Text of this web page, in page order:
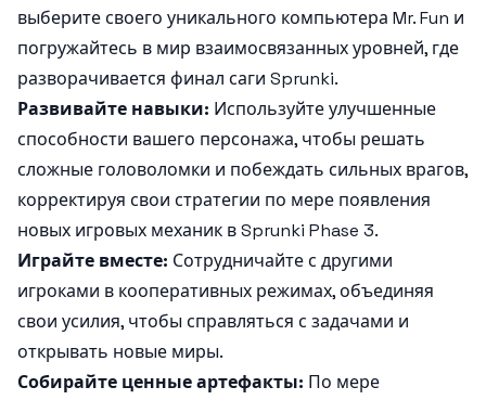
выберите своего уникального компьютера Mr. Fun и
погружайтесь в мир взаимосвязанных уровней, где
разворачивается финал саги Sprunki.
Развивайте навыки: Используйте улучшенные
способности вашего персонажа, чтобы решать
сложные головоломки и побеждать сильных врагов,
корректируя свои стратегии по мере появления
новых игровых механик в Sprunki Phase 3.
Играйте вместе: Сотрудничайте с другими
игроками в кооперативных режимах, объединяя
свои усилия, чтобы справляться с задачами и
открывать новые миры.
Собирайте ценные артефакты: По мере